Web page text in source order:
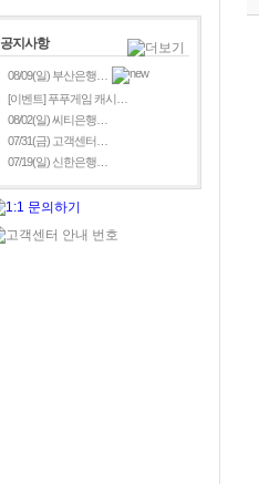
공지사항
08/09(일) 부산은행…
[이벤트] 푸푸게임 캐시…
08/02(일) 씨티은행…
07/31(금) 고객센터…
07/19(일) 신한은행…